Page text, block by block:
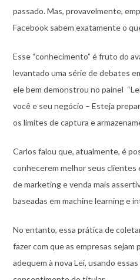
passado. Mas, provavelmente,
Facebook sabem exatamente o
Esse “conhecimento” é fruto do
levantado uma série de debates
ele bem demonstrou no painel
você e seu negócio – Esteja
os limites de captura e
Carlos falou que, atualmente, é
conhecerem melhor seus
de marketing e venda mais
baseadas em machine learning e
No entanto, essa prática de
fazer com que as empresas sejam
adequem à nova Lei, usando